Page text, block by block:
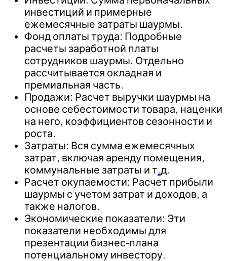
инвестиций и примерные
ежемесячные затраты шаурмы.
Фонд оплаты труда: Подробные
расчеты заработной платы
сотрудников шаурмы. Отдельно
рассчитывается окладная и
премиальная часть.
Продажи: Расчет выручки шаурмы на
основе себестоимости товара, наценки
на него, коэффициентов сезонности и
роста.
Затраты: Вся сумма ежемесячных
затрат, включая аренду помещения,
коммунальные затраты и т.д.
Расчет окупаемости: Расчет прибыли
шаурмы c учетом затрат и доходов, а
также налогов.
Экономические показатели: Эти
показатели необходимы для
презентации бизнес-плана
потенциальному инвестору.